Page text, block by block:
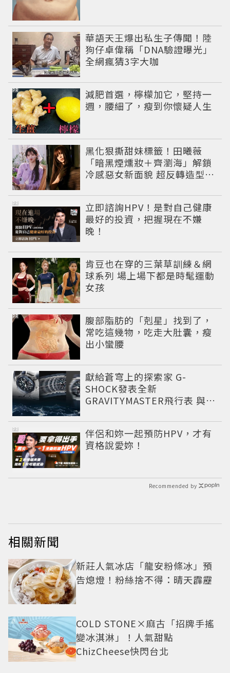
華語天王爆出私生子傳聞！陸
狗仔卓偉稱「DNA驗證曝光」
全網瘋猜3字大咖
減肥首選，檸檬加它，堅持一
週，腰細了，瘦到你懷疑人生
PR
黑化狠撕甜妹標籤！田曦薇
「暗黑煙燻妝＋齊瀏海」解鎖
冷感惡女新面貌 超反轉造型網
立即諮詢HPV！是對自己健康
最好的投資，把握現在不嫌
晚！
PR
肯豆也在穿的三葉草訓練＆網
球系列 場上場下都是時髦運動
女孩
腹部脂肪的「剋星」找到了，
常吃這幾物，吃走大肚囊，瘦
出小蠻腰
PR
獻給蒼穹上的探索家 G-
SHOCK發表全新
GRAVITYMASTER飛行表 與天
伴侶和妳一起預防HPV，才有
資格說愛妳！
PR
Recommended by
相關新聞
新莊人氣冰店「龍安粉條冰」預
告熄燈！粉絲捨不得：晴天霹靂
COLD STONE×麻古「招牌手搖
變冰淇淋」！人氣甜點
ChizCheese快閃台北